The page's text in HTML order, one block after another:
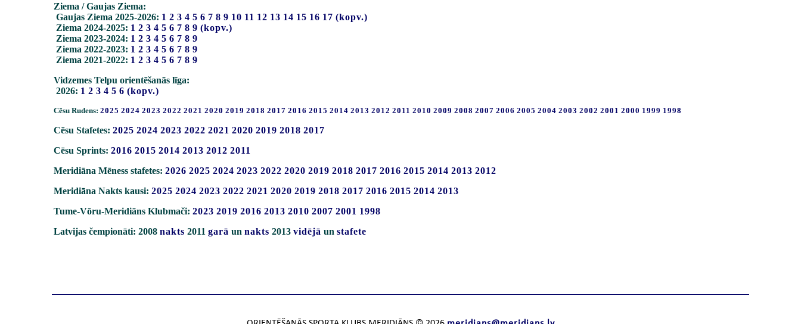
Ziema / Gaujas Ziema:
Gaujas Ziema 2025-2026: 1 2 3 4 5 6 7 8 9 10 11 12 13 14 15 16 17 (kopv.)
Ziema 2024-2025: 1 2 3 4 5 6 7 8 9 (kopv.)
Ziema 2023-2024: 1 2 3 4 5 6 7 8 9
Ziema 2022-2023: 1 2 3 4 5 6 7 8 9
Ziema 2021-2022: 1 2 3 4 5 6 7 8 9
Vidzemes Telpu orientēšanās līga:
2026: 1 2 3 4 5 6 (kopv.)
Cēsu Rudens: 2025 2024 2023 2022 2021 2020 2019 2018 2017 2016 2015 2014 2013 2012 2011 2010 2009 2008 2007 2006 2005 2004 2003 2002 2001 2000 1999 1998
Cēsu Stafetes: 2025 2024 2023 2022 2021 2020 2019 2018 2017
Cēsu Sprints: 2016 2015 2014 2013 2012 2011
Meridiāna Mēness stafetes: 2026 2025 2024 2023 2022 2020 2019 2018 2017 2016 2015 2014 2013 2012
Meridiāna Nakts kausi: 2025 2024 2023 2022 2021 2020 2019 2018 2017 2016 2015 2014 2013
Tume-Vōru-Meridiāns Klubmači: 2023 2019 2016 2013 2010 2007 2001 1998
Latvijas čempionāti: 2008 nakts 2011 garā un nakts 2013 vidējā un stafete